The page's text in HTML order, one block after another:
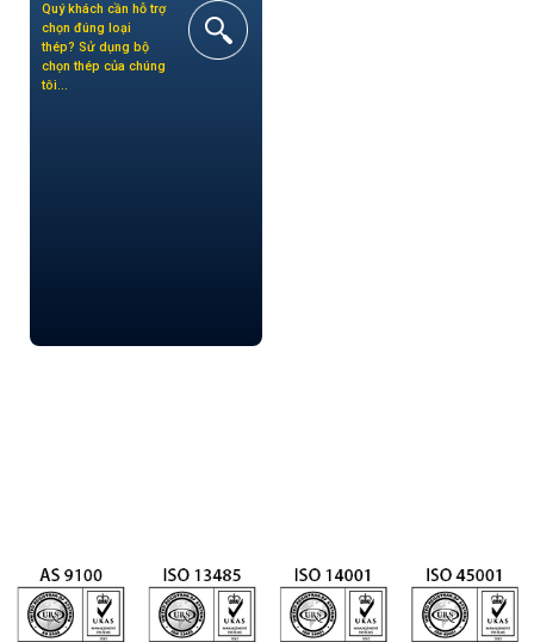
Quý khách cần hỗ trợ
chọn đúng loại
thép? Sử dụng bộ
chọn thép của chúng
tôi…